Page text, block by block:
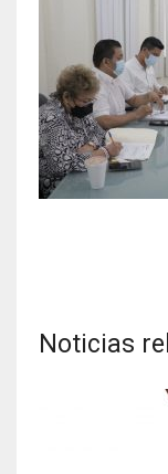
Noticias